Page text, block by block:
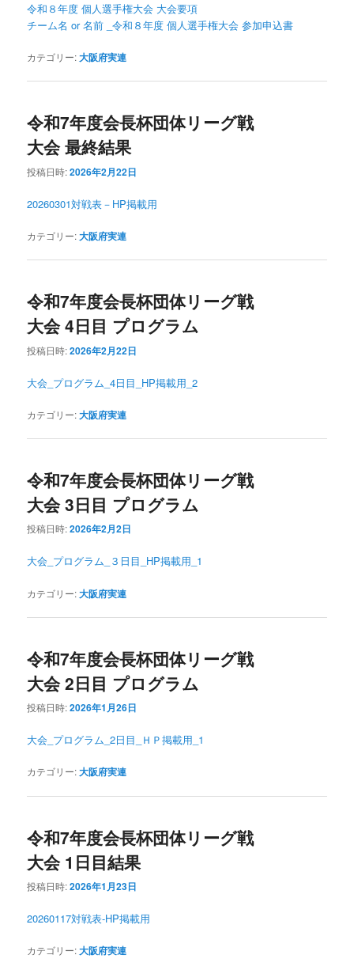
令和８年度 個人選手権大会 大会要項
チーム名 or 名前 _令和８年度 個人選手権大会 参加申込書
カテゴリー:大阪府実連
令和7年度会長杯団体リーグ戦
大会 最終結果
投稿日時:2026年2月22日
20260301対戦表－HP掲載用
カテゴリー:大阪府実連
令和7年度会長杯団体リーグ戦
大会 4日目 プログラム
投稿日時:2026年2月22日
大会_プログラム_4日目_HP掲載用_2
カテゴリー:大阪府実連
令和7年度会長杯団体リーグ戦
大会 3日目 プログラム
投稿日時:2026年2月2日
大会_プログラム_３日目_HP掲載用_1
カテゴリー:大阪府実連
令和7年度会長杯団体リーグ戦
大会 2日目 プログラム
投稿日時:2026年1月26日
大会_プログラム_2日目_ＨＰ掲載用_1
カテゴリー:大阪府実連
令和7年度会長杯団体リーグ戦
大会 1日目結果
投稿日時:2026年1月23日
20260117対戦表-HP掲載用
カテゴリー:大阪府実連